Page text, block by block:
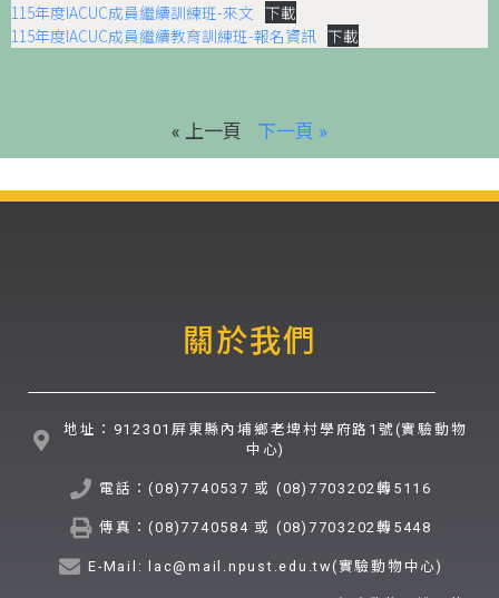
115年度IACUC成員繼續訓練班-來文 下載
115年度IACUC成員繼續教育訓練班-報名資訊 下載
« 上一頁 下一頁 »
關於我們
地址：912301屏東縣內埔鄉老埤村學府路1號(實驗動物
中心)
電話：(08)7740537 或 (08)7703202轉5116
傳真：(08)7740584 或 (08)7703202轉5448
E-Mail: lac@mail.npust.edu.tw(實驗動物中心)